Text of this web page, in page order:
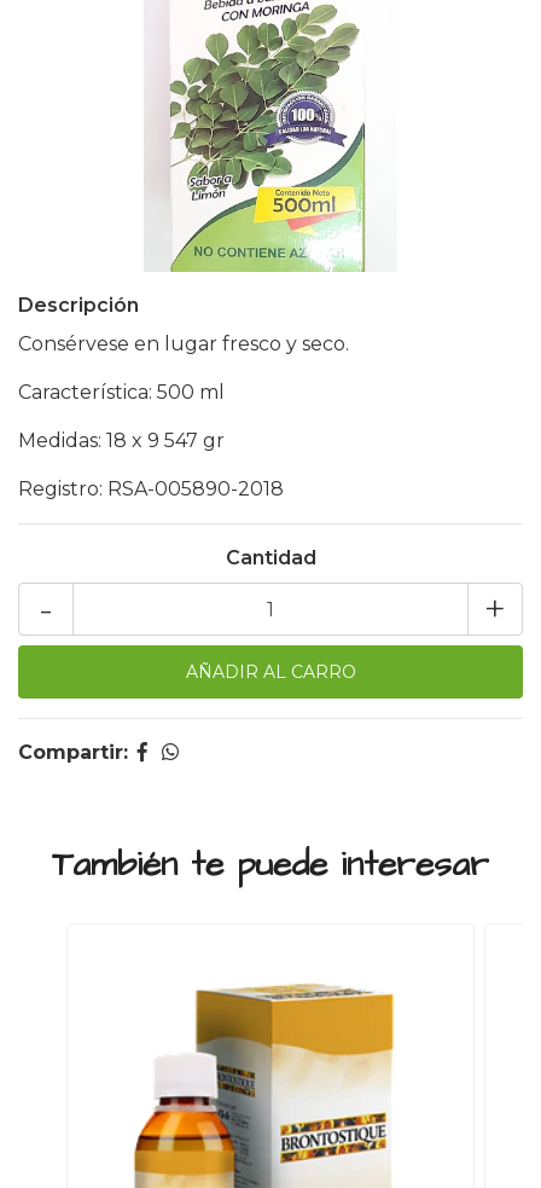
Descripción
Consérvese en lugar fresco y seco.
Característica: 500 ml
Medidas: 18 x 9 547 gr
Registro: RSA-005890-2018
Cantidad
+
-
Compartir:
También te puede interesar